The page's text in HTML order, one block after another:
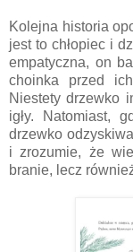
Kolejna historia
jest to chłopiec i
empatyczna, on
choinka przed
Niestety drzewko
igły. Natomiast,
drzewko
i zrozumie, że
branie, lecz